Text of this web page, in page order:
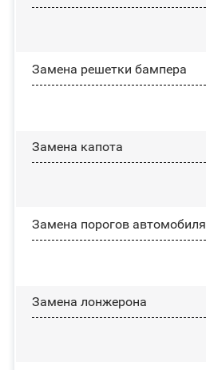
Замена решетки бампера
Замена капота
Замена порогов автомобиля
Замена лонжерона